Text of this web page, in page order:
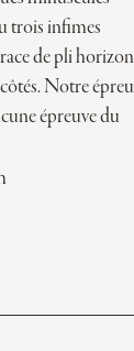
trois infimes
de pli
Notre
épreuve du